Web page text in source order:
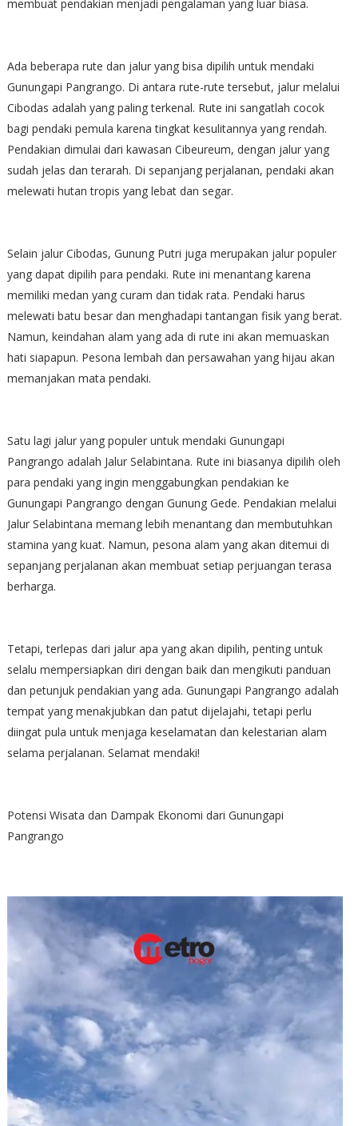
membuat pendakian menjadi pengalaman yang luar biasa.
Ada beberapa rute dan jalur yang bisa dipilih untuk mendaki
Gunungapi Pangrango. Di antara rute-rute tersebut, jalur melalui
Cibodas adalah yang paling terkenal. Rute ini sangatlah cocok
bagi pendaki pemula karena tingkat kesulitannya yang rendah.
Pendakian dimulai dari kawasan Cibeureum, dengan jalur yang
sudah jelas dan terarah. Di sepanjang perjalanan, pendaki akan
melewati hutan tropis yang lebat dan segar.
Selain jalur Cibodas, Gunung Putri juga merupakan jalur populer
yang dapat dipilih para pendaki. Rute ini menantang karena
memiliki medan yang curam dan tidak rata. Pendaki harus
melewati batu besar dan menghadapi tantangan fisik yang berat.
Namun, keindahan alam yang ada di rute ini akan memuaskan
hati siapapun. Pesona lembah dan persawahan yang hijau akan
memanjakan mata pendaki.
Satu lagi jalur yang populer untuk mendaki Gunungapi
Pangrango adalah Jalur Selabintana. Rute ini biasanya dipilih oleh
para pendaki yang ingin menggabungkan pendakian ke
Gunungapi Pangrango dengan Gunung Gede. Pendakian melalui
Jalur Selabintana memang lebih menantang dan membutuhkan
stamina yang kuat. Namun, pesona alam yang akan ditemui di
sepanjang perjalanan akan membuat setiap perjuangan terasa
berharga.
Tetapi, terlepas dari jalur apa yang akan dipilih, penting untuk
selalu mempersiapkan diri dengan baik dan mengikuti panduan
dan petunjuk pendakian yang ada. Gunungapi Pangrango adalah
tempat yang menakjubkan dan patut dijelajahi, tetapi perlu
diingat pula untuk menjaga keselamatan dan kelestarian alam
selama perjalanan. Selamat mendaki!
Potensi Wisata dan Dampak Ekonomi dari Gunungapi
Pangrango